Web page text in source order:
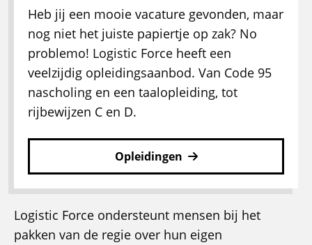
Heb jij een mooie vacature gevonden, maar
nog niet het juiste papiertje op zak? No
problemo! Logistic Force heeft een
veelzijdig opleidingsaanbod. Van Code 95
nascholing en een taalopleiding, tot
rijbewijzen C en D.
Opleidingen
Logistic Force ondersteunt mensen bij het
pakken van de regie over hun eigen